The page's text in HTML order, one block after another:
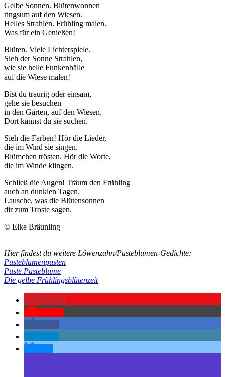
Gelbe Sonnen. Blütenwonnen
ringsum auf den Wiesen.
Helles Strahlen. Frühling malen.
Was für ein Genießen!
Blüten. Viele Lichterspiele.
Sieh der Sonne Strahlen,
wie sie helle Funkenbälle
auf die Wiese malen!
Bist du traurig oder einsam,
gehe sie besuchen
in den Gärten, auf den Wiesen.
Dort kannst du sie suchen.
Sieh die Farben! Hör die Lieder,
die im Wind sie singen.
Blümchen trösten. Hör die Worte,
die im Winde klingen.
Schließ die Augen! Träum den Frühling
auch an dunklen Tagen.
Lausche, was die Blütensonnen
dir zum Troste sagen.
© Elke Bräunling
Hier findest du weitere Löwenzahn/Pusteblumen-Gedichte:
Pusteblumenpusten
Puste Pusteblume
Die gelbe Frühlingsblütenzeit